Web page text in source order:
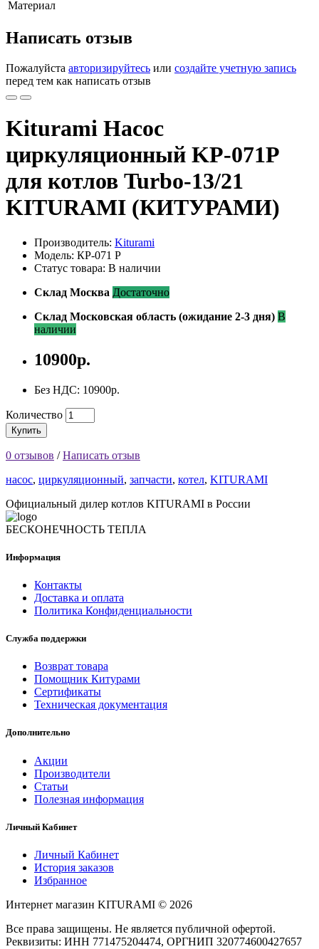
Материал
Написать отзыв
Пожалуйста авторизируйтесь или создайте учетную запись
перед тем как написать отзыв
Kiturami Насос
циркуляционный KP-071P
для котлов Turbo-13/21
KITURAMI (КИТУРАМИ)
Производитель: Kiturami
Модель: КР-071 Р
Статус товара: В наличии
Склад Москва Достаточно
Склад Московская область (ожидание 2-3 дня) В
наличии
10900р.
Без НДС: 10900р.
Количество
Купить
0 отзывов /Написать отзыв
насос, циркуляционный, запчасти, котел, KITURAMI
Официальный дилер котлов KITURAMI в России
БЕСКОНЕЧНОСТЬ ТЕПЛА
Информация
Контакты
Доставка и оплата
Политика Конфиденциальности
Служба поддержки
Возврат товара
Помощник Китурами
Сертификаты
Техническая документация
Дополнительно
Акции
Производители
Статьи
Полезная информация
Личный Кабинет
Личный Кабинет
История заказов
Избранное
Интернет магазин KITURAMI © 2026
Все права защищены. Не является публичной офертой.
Реквизиты: ИНН 771475204474, ОРГНИП 320774600427657